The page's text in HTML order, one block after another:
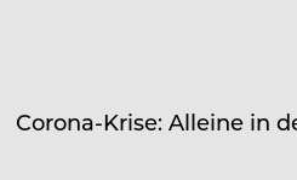
Corona-Krise: Alleine in